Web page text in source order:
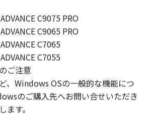
ソフトウェア」に含まれるキヤ
ノンのライセンサーの著作権表
去しもしくは削除してはなりま
ア」に係る権原および所有権
よりキヤノンまたはキヤノンの
C9075 PRO
C9065 PRO
C7065
C7055
ご注意
、Windows OSの一般的な機能につ
のご購入先へお問い合せいただき
ます。